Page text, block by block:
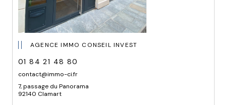
AGENCE IMMO CONSEIL INVEST
01 84 21 48 80
contact@immo-ci.fr
7, passage du Panorama
92140 Clamart